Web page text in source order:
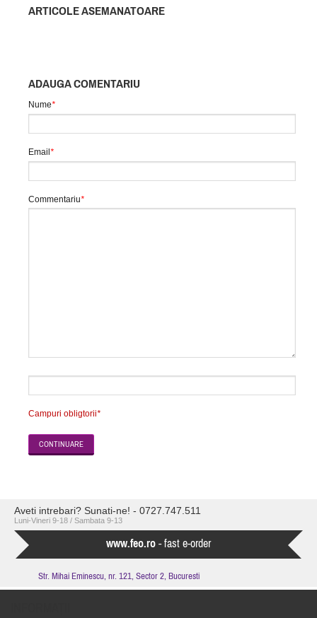
ARTICOLE ASEMANATOARE
ADAUGA COMENTARIU
Nume*
Email*
Commentariu*
Campuri obligtorii*
CONTINUARE
Aveti intrebari? Sunati-ne! - 0727.747.511
Luni-Vineri 9-18 / Sambata 9-13
www.feo.ro - fast e-order
Str. Mihai Eminescu, nr. 121, Sector 2, Bucuresti